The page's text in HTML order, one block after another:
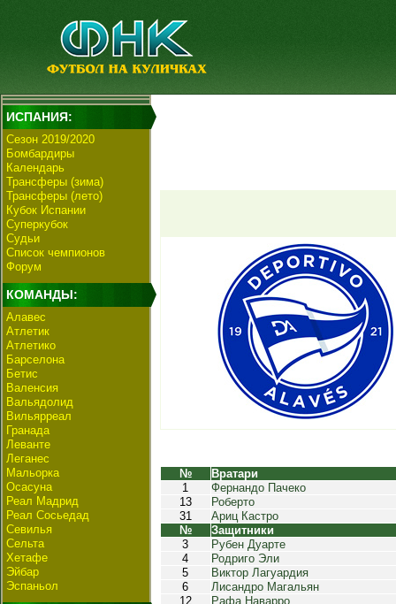
ИСПАНИЯ:
Сезон 2019/2020
Бомбардиры
Календарь
Трансферы (зима)
Трансферы (лето)
Кубок Испании
Суперкубок
Судьи
Список чемпионов
Форум
КОМАНДЫ:
Алавес
Атлетик
Атлетико
Барселона
Бетис
Валенсия
Вальядолид
Вильярреал
Гранада
Леванте
Леганес
Мальорка
Осасуна
Реал Мадрид
Реал Сосьедад
Севилья
Сельта
Хетафе
Эйбар
Эспаньол
№
Вратари
1
Фернандо Пачеко
13
Роберто
31
Ариц Кастро
№
Защитники
3
Рубен Дуарте
4
Родриго Эли
5
Виктор Лагуардия
6
Лисандро Магальян
12
Рафа Наварро